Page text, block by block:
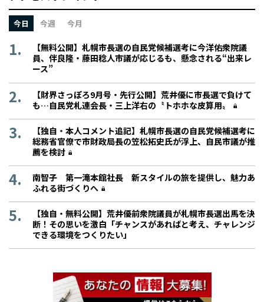
今日 今週 今月
【無料公開】札幌市長選の自民党候補選考に今洋佑衆院議
員、伴良隆・藤田稔人市議が応じるも、懸念される“出来レ
ース”
【財界さっぽろ9月号・先行公開】荒井優に市長選で負けて
も…自民党札連会長・三上洋右の〝トホホな皮算用〟
【独自・本人コメント追記】札幌市長選の自民党候補選考に
総務省官僚で市財政局長の笠松拓史氏が浮上、自民市議が推
薦を検討
南智子 第一滝本館社長 新スタイルの旅を提供し、魅力あ
ふれる街づくりへ
【独自・無料公開】荒井優前衆院議員が札幌市長選出馬を決
断！その思いを激白「チャンスがあればと考え、チャレンジ
できる環境をつくりたい」